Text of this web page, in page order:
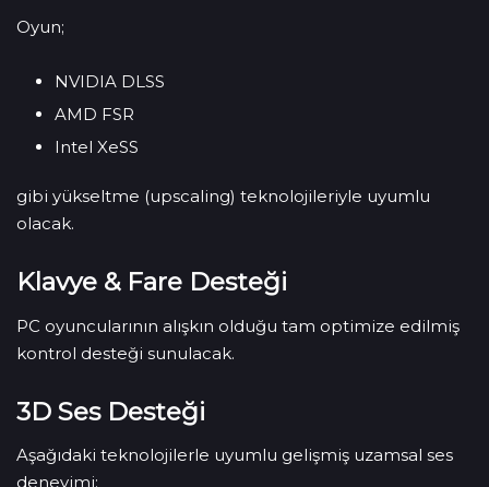
Oyun;
NVIDIA DLSS
AMD FSR
Intel XeSS
gibi yükseltme (upscaling) teknolojileriyle uyumlu
olacak.
Klavye & Fare Desteği
PC oyuncularının alışkın olduğu tam optimize edilmiş
kontrol desteği sunulacak.
3D Ses Desteği
Aşağıdaki teknolojilerle uyumlu gelişmiş uzamsal ses
deneyimi: